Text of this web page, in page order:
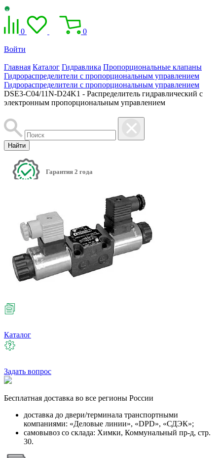
0 0
Войти
Главная Каталог Гидравлика Пропорциональные клапаны
Гидрораспределители с пропорциональным управлением
Гидрораспределители с пропорциональным управлением
DSE3-C04/11N-D24K1 - Распределитель гидравлический с
электронным пропорциональным управлением
Найти
Гарантия 2 года
Каталог
Задать вопрос
Бесплатная доставка во все регионы России
доставка до двери/терминала транспортными
компаниями: «Деловые линии», «DPD», «СДЭК»;
самовывоз со склада: Химки, Коммунальный пр-д, стр.
30.